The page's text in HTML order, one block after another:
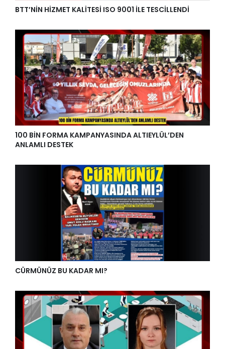
BTT’NİN HİZMET KALİTESİ ISO 9001 İLE TESCİLLENDİ
100 BİN FORMA KAMPANYASINDA ALTIEYLÜL’DEN
ANLAMLI DESTEK
CÜRMÜNÜZ BU KADAR MI?